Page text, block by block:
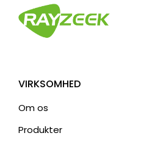
VIRKSOMHED
Om os
Produkter